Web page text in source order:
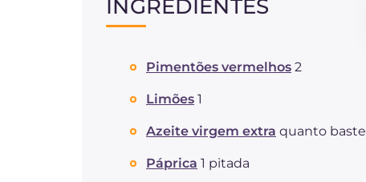
INGREDIENTES
Pimentões vermelhos 2
Limões 1
Azeite virgem extra quanto baste
Páprica 1 pitada